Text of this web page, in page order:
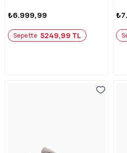
₺6.999,99
Sepette 5249,99 TL